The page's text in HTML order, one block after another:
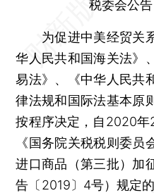
税委会公
为促进中美经贸关系
华人民共和国海关法》
易法》、《中华人民共
律法规和国际法基本原
按程序决定，自2020年
《国务院关税税则委
进口商品（第三批）加
告〔2019〕4号）规定